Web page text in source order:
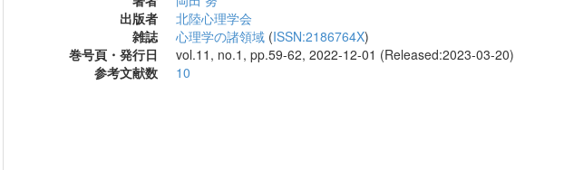
出版者
北陸心理学会
雑誌
心理学の諸領域 (ISSN:2186764X)
巻号頁・発行日
vol.11, no.1, pp.59-62, 2022-12-01 (Released:2023-03-20)
参考文献数
10